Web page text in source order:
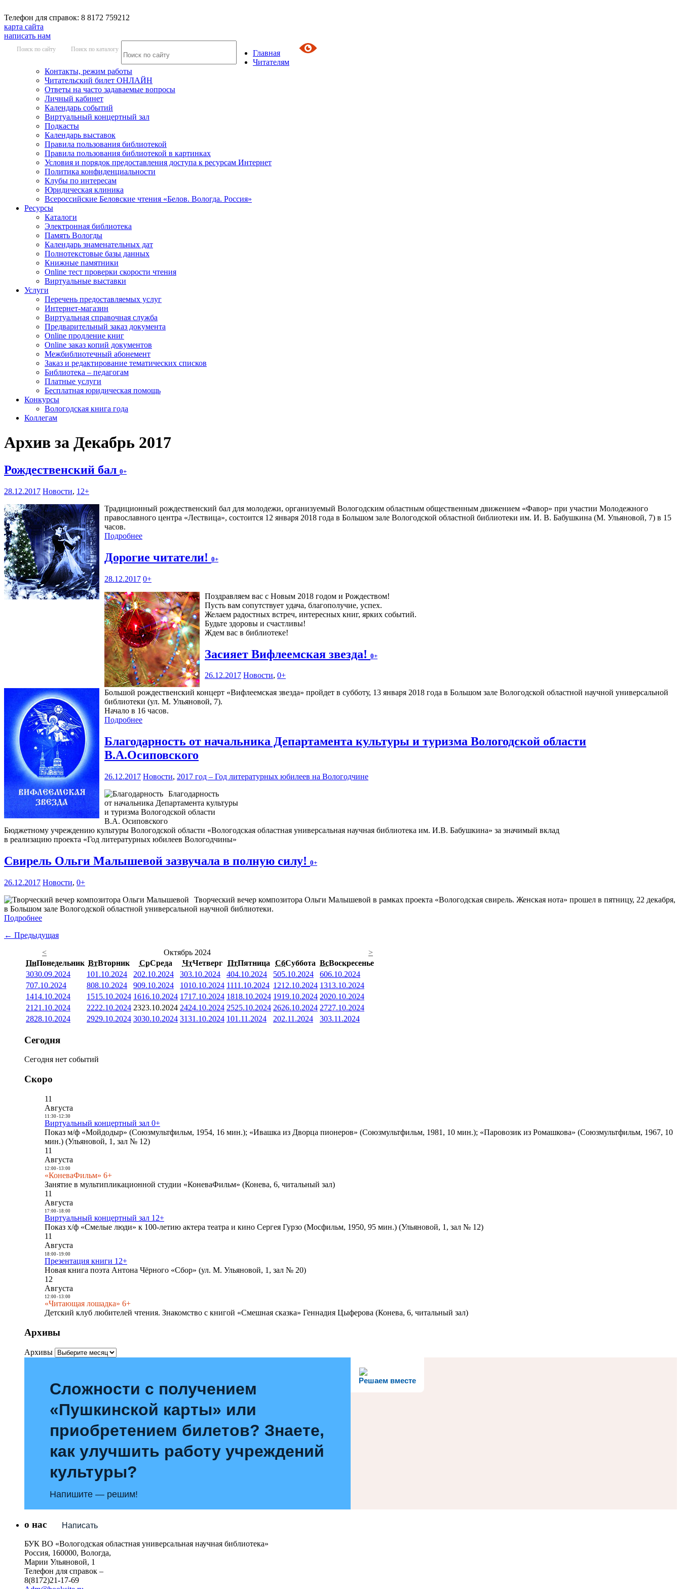
Телефон для справок: 8 8172 759212
карта сайта
написать нам
Поиск по сайту Поиск по каталогу
Главная
Читателям
Контакты, режим работы
Читательский билет ОНЛАЙН
Ответы на часто задаваемые вопросы
Личный кабинет
Календарь событий
Виртуальный концертный зал
Подкасты
Календарь выставок
Правила пользования библиотекой
Правила пользования библиотекой в картинках
Условия и порядок предоставления доступа к ресурсам Интернет
Политика конфиденциальности
Клубы по интересам
Юридическая клиника
Всероссийские Беловские чтения «Белов. Вологда. Россия»
Ресурсы
Каталоги
Электронная библиотека
Память Вологды
Календарь знаменательных дат
Полнотекстовые базы данных
Книжные памятники
Online тест проверки скорости чтения
Виртуальные выставки
Услуги
Перечень предоставляемых услуг
Интернет-магазин
Виртуальная справочная служба
Предварительный заказ документа
Online продление книг
Online заказ копий документов
Межбиблиотечный абонемент
Заказ и редактирование тематических списков
Библиотека – педагогам
Платные услуги
Бесплатная юридическая помощь
Конкурсы
Вологодская книга года
Коллегам
Архив за Декабрь 2017
Рождественский бал 0+
28.12.2017 Новости, 12+
Традиционный рождественский бал для молодежи, организуемый Вологодским областным общественным движением «Фавор» при участии Молодежного
православного центра «Лествица», состоится 12 января 2018 года в Большом зале Вологодской областной библиотеки им. И. В. Бабушкина (М. Ульяновой, 7) в 15
часов.
Подробнее
Дорогие читатели! 0+
28.12.2017 0+
Поздравляем вас с Новым 2018 годом и Рождеством!
Пусть вам сопутствует удача, благополучие, успех.
Желаем радостных встреч, интересных книг, ярких событий.
Будьте здоровы и счастливы!
Ждем вас в библиотеке!
Засияет Вифлеемская звезда! 0+
26.12.2017 Новости, 0+
Большой рождественский концерт «Вифлеемская звезда» пройдет в субботу, 13 января 2018 года в Большом зале Вологодской областной научной универсальной
библиотеки (ул. М. Ульяновой, 7).
Начало в 16 часов.
Подробнее
Благодарность от начальника Департамента культуры и туризма Вологодской области
В.А.Осиповского
26.12.2017 Новости, 2017 год – Год литературных юбилеев на Вологодчине
Благодарность
от начальника Департамента культуры
и туризма Вологодской области
В.А. Осиповского
Бюджетному учреждению культуры Вологодской области «Вологодская областная универсальная научная библиотека им. И.В. Бабушкина» за значимый вклад
в реализацию проекта «Год литературных юбилеев Вологодчины»
Свирель Ольги Малышевой зазвучала в полную силу! 0+
26.12.2017 Новости, 0+
Творческий вечер композитора Ольги Малышевой в рамках проекта «Вологодская свирель. Женская нота» прошел в пятницу, 22 декабря,
в Большом зале Вологодской областной универсальной научной библиотеки.
Подробнее
← Предыдущая
<
Октябрь 2024
>
ПнПонедельник ВтВторник СрСреда ЧтЧетверг ПтПятница СбСуббота ВсВоскресенье
3030.09.2024 101.10.2024 202.10.2024 303.10.2024 404.10.2024 505.10.2024 606.10.2024
707.10.2024 808.10.2024 909.10.2024 1010.10.2024 1111.10.2024 1212.10.2024 1313.10.2024
1414.10.2024 1515.10.2024 1616.10.2024 1717.10.2024 1818.10.2024 1919.10.2024 2020.10.2024
21 21.10.2024 2222.10.2024 2323.10.2024 2424.10.2024 2525.10.2024 2626.10.2024 2727.10.2024
2828.10.2024 2929.10.2024 3030.10.2024 3131.10.2024 101.11.2024 202.11.2024 303.11.2024
Сегодня
Сегодня нет событий
Скоро
11
Августа
11:30- 12:30
Виртуальный концертный зал 0+
Показ м/ф «Мойдодыр» (Союзмультфильм, 1954, 16 мин.); «Ивашка из Дворца пионеров» (Союзмультфильм, 1981, 10 мин.); «Паровозик из Ромашкова» (Союзмультфильм, 1967, 10
мин.) (Ульяновой, 1, зал № 12)
11
Августа
12:00- 13:00
«КоневаФильм» 6+
Занятие в мультипликационной студии «КоневаФильм» (Конева, 6, читальный зал)
11
Августа
17:00- 18:00
Виртуальный концертный зал 12+
Показ х/ф «Смелые люди» к 100-летию актера театра и кино Сергея Гурзо (Мосфильм, 1950, 95 мин.) (Ульяновой, 1, зал № 12)
11
Августа
18:00- 19:00
Презентация книги 12+
Новая книга поэта Антона Чёрного «Сбор» (ул. М. Ульяновой, 1, зал № 20)
12
Августа
12:00- 13:00
«Читающая лошадка» 6+
Детский клуб любителей чтения. Знакомство с книгой «Смешная сказка» Геннадия Цыферова (Конева, 6, читальный зал)
Архивы
Архивы
Решаем вместе
Сложности с получением
«Пушкинской карты» или
приобретением билетов? Знаете,
как улучшить работу учреждений
культуры?
Напишите — решим!
Написать
о нас
БУК ВО «Вологодская областная универсальная научная библиотека»
Россия, 160000, Вологда,
Марии Ульяновой, 1
Телефон для справок –
8(8172)21-17-69